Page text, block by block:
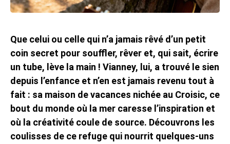
Que celui ou celle qui n’a jamais rêvé d’un petit
coin secret pour souffler, rêver et, qui sait, écrire
un tube, lève la main ! Vianney, lui, a trouvé le sien
depuis l’enfance et n’en est jamais revenu tout à
fait : sa maison de vacances nichée au Croisic, ce
bout du monde où la mer caresse l’inspiration et
où la créativité coule de source. Découvrons les
coulisses de ce refuge qui nourrit quelques-uns